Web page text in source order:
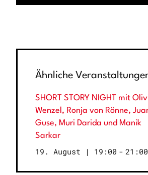
Ähnliche
SHORT STORY NIGHT mit
Wenzel, Ronja von Rönne,
Guse, Muri Darida und Manik
Sarkar
19. August | 19:00 - 21:00